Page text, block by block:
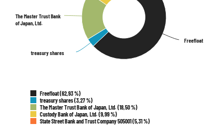
Freefloat
Freefloat
treasury shares
treasury shares
The Master Trust Bank
of Japan, Ltd.
The Master Trust Bank
of Japan, Ltd.
Freefloat (62,93 %)
treasury shares (3,27 %)
The Master Trust Bank of Japan, Ltd. (18,50 %)
Custody Bank of Japan, Ltd. (9,99 %)
State Street Bank and Trust Company 505001 (5,31 %)